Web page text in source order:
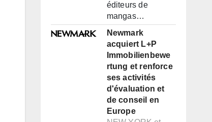
éditeurs de
mangas…
Newmark
acquiert L+P
Immobilienbewe
rtung et renforce
ses activités
d'évaluation et
de conseil en
Europe